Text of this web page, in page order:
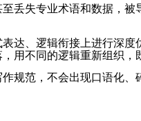
丢失专业术语和数据，
达、逻辑衔接上进行深
用不同的逻辑重新组织，
规范，不会出现口语化